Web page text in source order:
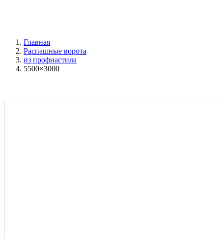
Главная
Распашные ворота
из профнастила
5500×3000